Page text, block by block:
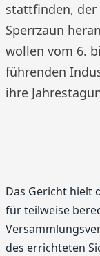
stattfinden, der
Sperrzaun
wollen vom 6.
führenden
ihre
Das Gericht hielt
für teilweise
des errichteten